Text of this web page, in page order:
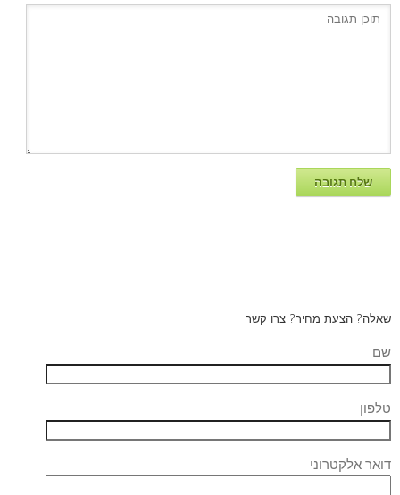
שאלה? הצעת מחיר? צרו קשר
שם
טלפון
דואר אלקטרוני